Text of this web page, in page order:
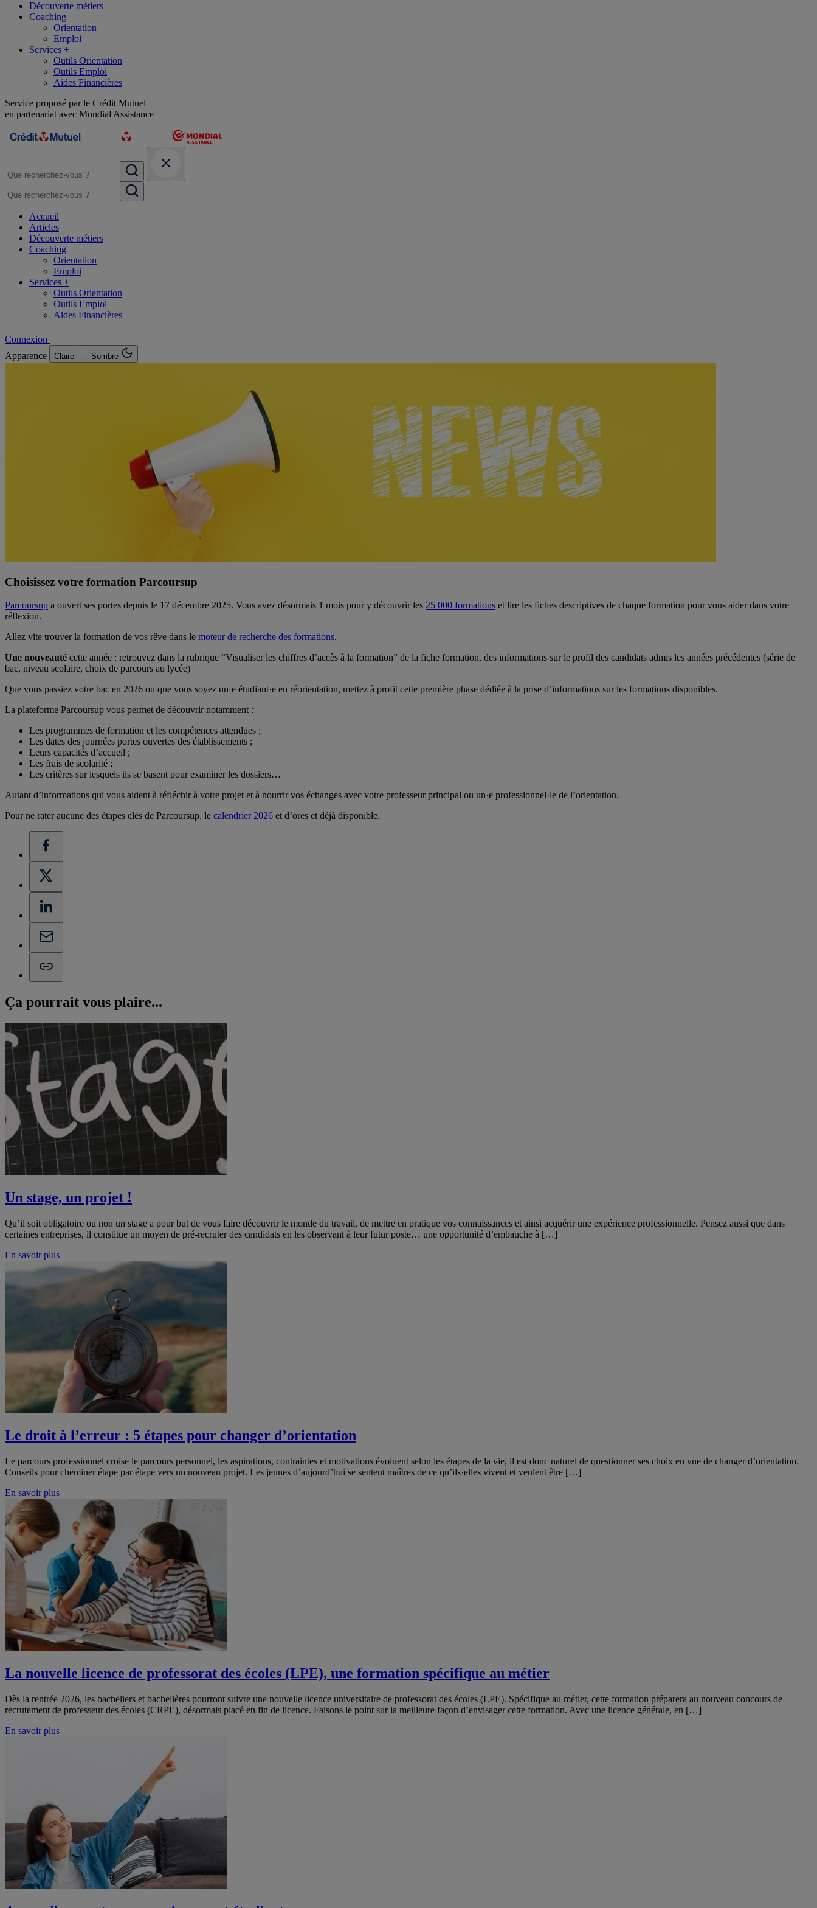
Découverte métiers
Coaching
Orientation
Emploi
Services +
Outils Orientation
Outils Emploi
Aides Financières
Service proposé par le Crédit Mutuel
en partenariat avec Mondial Assistance
Accueil
Articles
Découverte métiers
Coaching
Orientation
Emploi
Services +
Outils Orientation
Outils Emploi
Aides Financières
Connexion
Apparence
Claire Sombre
Choisissez votre formation Parcoursup
Parcoursup a ouvert ses portes depuis le 17 décembre 2025. Vous avez désormais 1 mois pour y découvrir les 25 000 formations et lire les fiches descriptives de chaque formation pour vous aider dans votre
réflexion.
Allez vite trouver la formation de vos rêve dans le moteur de recherche des formations.
Une nouveauté cette année : retrouvez dans la rubrique “Visualiser les chiffres d’accès à la formation” de la fiche formation, des informations sur le profil des candidats admis les années précédentes (série de
bac, niveau scolaire, choix de parcours au lycée)
Que vous passiez votre bac en 2026 ou que vous soyez un·e étudiant·e en réorientation, mettez à profit cette première phase dédiée à la prise d’informations sur les formations disponibles.
La plateforme Parcoursup vous permet de découvrir notamment :
Les programmes de formation et les compétences attendues ;
Les dates des journées portes ouvertes des établissements ;
Leurs capacités d’accueil ;
Les frais de scolarité ;
Les critères sur lesquels ils se basent pour examiner les dossiers…
Autant d’informations qui vous aident à réfléchir à votre projet et à nourrir vos échanges avec votre professeur principal ou un·e professionnel·le de l’orientation.
Pour ne rater aucune des étapes clés de Parcoursup, le calendrier 2026 et d’ores et déjà disponible.
Ça pourrait vous plaire...
Un stage, un projet !
Qu’il soit obligatoire ou non un stage a pour but de vous faire découvrir le monde du travail, de mettre en pratique vos connaissances et ainsi acquérir une expérience professionnelle. Pensez aussi que dans
certaines entreprises, il constitue un moyen de pré-recruter des candidats en les observant à leur futur poste… une opportunité d’embauche à […]
En savoir plus
Le droit à l’erreur : 5 étapes pour changer d’orientation
Le parcours professionnel croise le parcours personnel, les aspirations, contraintes et motivations évoluent selon les étapes de la vie, il est donc naturel de questionner ses choix en vue de changer d’orientation.
Conseils pour cheminer étape par étape vers un nouveau projet. Les jeunes d’aujourd’hui se sentent maîtres de ce qu’ils·elles vivent et veulent être […]
En savoir plus
La nouvelle licence de professorat des écoles (LPE), une formation spécifique au métier
Dès la rentrée 2026, les bacheliers et bachelières pourront suivre une nouvelle licence universitaire de professorat des écoles (LPE). Spécifique au métier, cette formation préparera au nouveau concours de
recrutement de professeur des écoles (CRPE), désormais placé en fin de licence. Faisons le point sur la meilleure façon d’envisager cette formation. Avec une licence générale, en […]
En savoir plus